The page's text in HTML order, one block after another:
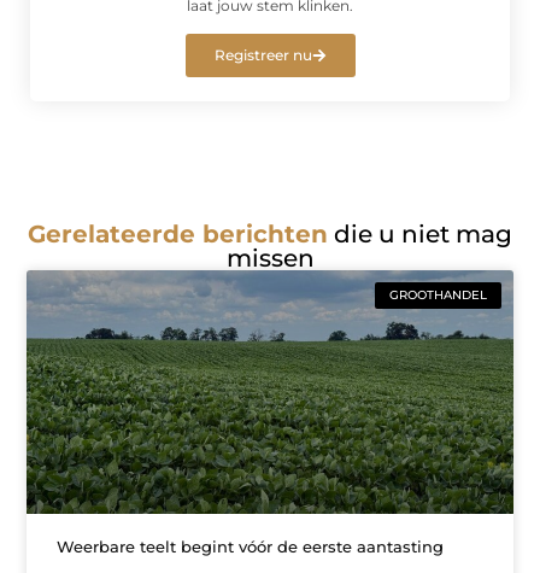
laat jouw stem klinken.
Registreer nu
Gerelateerde berichten die u niet mag
missen
GROOTHANDEL
Weerbare teelt begint vóór de eerste aantasting